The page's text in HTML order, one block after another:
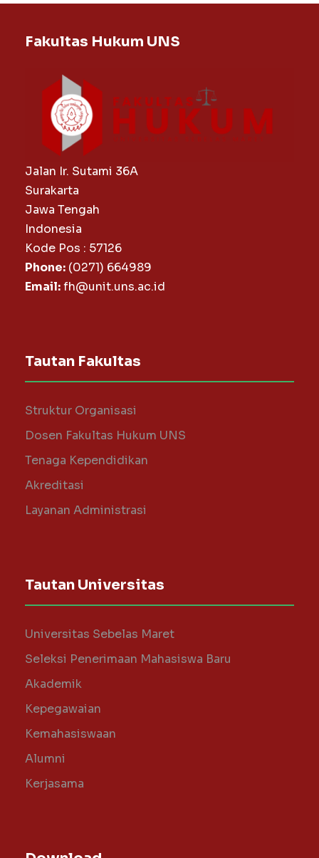
Fakultas Hukum UNS
Jalan Ir. Sutami 36A
Surakarta
Jawa Tengah
Indonesia
Kode Pos : 57126
Phone: (0271) 664989
Email:fh@unit.uns.ac.id
Tautan Fakultas
Struktur Organisasi
Dosen Fakultas Hukum UNS
Tenaga Kependidikan
Akreditasi
Layanan Administrasi
Tautan Universitas
Universitas Sebelas Maret
Seleksi Penerimaan Mahasiswa Baru
Akademik
Kepegawaian
Kemahasiswaan
Alumni
Kerjasama